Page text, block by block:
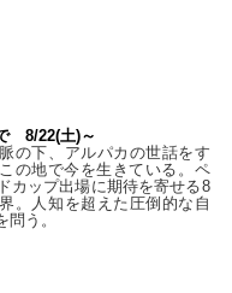
8/22(土)～
の下、アルパカの世話をす
の地で今を生きている。ペ
カップ出場に期待を寄せる8
。人知を超えた圧倒的な自
う。